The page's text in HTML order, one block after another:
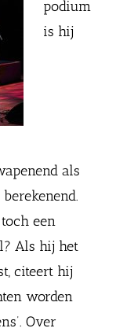
podium
is hij
als
een
Als hij het
citeert hij
worden
Over